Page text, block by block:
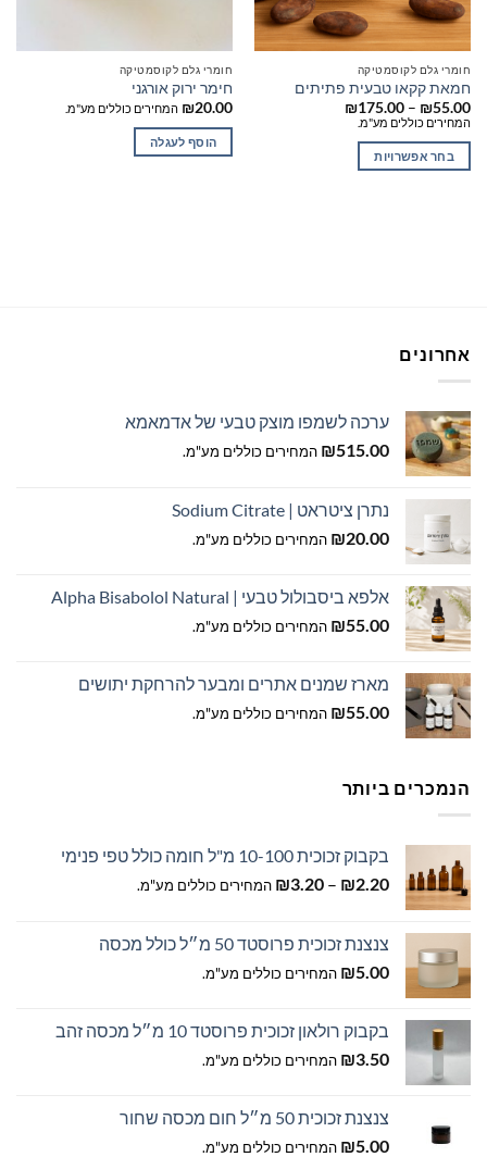
חומרי גלם לקוסמטיקה
חמאת קקאו טבעית פתיתים
₪55.00
–
₪175.00
טווח
המחירים כוללים מע"מ.
בחר אפשרויות
האפשרויות
בעמוד
המוצר
חומרי גלם לקוסמטיקה
חימר ירוק אורגני
₪20.00 המחירים כוללים מע"מ.
הוסף לעגלה
אחרונים
ערכה לשמפו מוצק טבעי של אדמאמא
₪515.00 המחירים כוללים מע"מ.
נתרן ציטראט | Sodium Citrate
₪20.00 המחירים כוללים מע"מ.
אלפא ביסבולול טבעי | Alpha Bisabolol Natural
₪55.00 המחירים כוללים מע"מ.
מארז שמנים אתרים ומבער להרחקת יתושים
₪55.00 המחירים כוללים מע"מ.
הנמכרים ביותר
בקבוק זכוכית 10-100 מ"ל חומה כולל טפי פנימי
₪2.20
–
₪3.20
טווח
עד
המחירים כוללים מע"מ.
צנצנת זכוכית פרוסטד 50 מ״ל כולל מכסה
₪5.00 המחירים כוללים מע"מ.
בקבוק רולאון זכוכית פרוסטד 10 מ״ל מכסה זהב
₪3.50 המחירים כוללים מע"מ.
צנצנת זכוכית 50 מ״ל חום מכסה שחור
₪5.00 המחירים כוללים מע"מ.